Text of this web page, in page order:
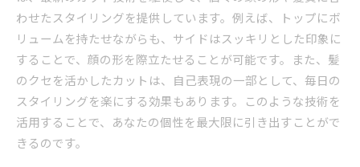
わせたスタイリングを提供しています。例えば、トップにボ
リュームを持たせながらも、サイドはスッキリとした印象に
することで、顔の形を際立たせることが可能です。また、髪
のクセを活かしたカットは、自己表現の一部として、毎日の
スタイリングを楽にする効果もあります。このような技術を
活用することで、あなたの個性を最大限に引き出すことがで
きるのです。